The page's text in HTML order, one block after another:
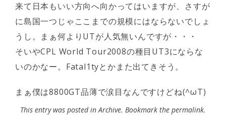
来て日本もいい方向へ向かってはいますが、さすが
に島国一つじゃここまでの規模にはならないでしょ
うし。まぁ何よりUTが人気無いんですが・・・
そいやCPL World Tour2008の種目UT3にならな
いのかなー。Fatal1tyとかまた出てきそう。
まぁ僕は8800GT品薄で涙目なんですけどね(^ωT)
This entry was posted inArchive. Bookmark the permalink.